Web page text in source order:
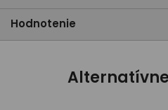
Hodnotenie